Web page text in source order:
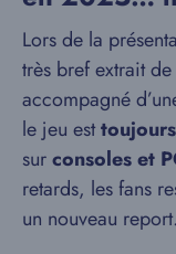
Lors de la
très bref extrait de
accompagné
le jeu est
surconsoles et
retards, les fans
un nouveau report.